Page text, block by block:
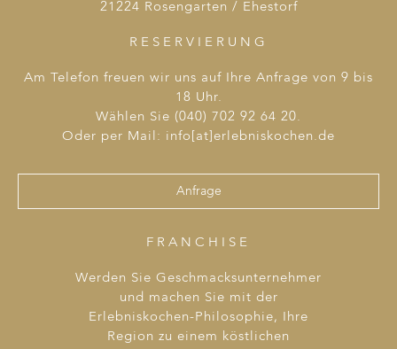
21224 Rosengarten / Ehestorf
RESERVIERUNG
Am Telefon freuen wir uns auf Ihre Anfrage von 9 bis
18 Uhr.
Wählen Sie (040) 702 92 64 20.
Oder per Mail: info[at]erlebniskochen.de
Anfrage
FRANCHISE
Werden Sie Geschmacksunternehmer
und machen Sie mit der
Erlebniskochen-Philosophie, Ihre
Region zu einem köstlichen